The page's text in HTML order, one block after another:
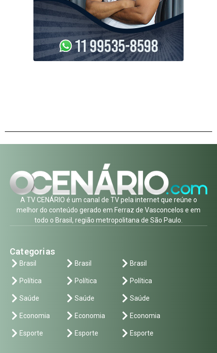
A TV CENÁRIO é um canal de TV pela internet que reúne o
melhor do conteúdo gerado em Ferraz de Vasconcelos e em
todo o Brasil, região metropolitana de São Paulo.
Categorias
Brasil
Política
Saúde
Economia
Esporte
Brasil
Política
Saúde
Economia
Esporte
Brasil
Política
Saúde
Economia
Esporte